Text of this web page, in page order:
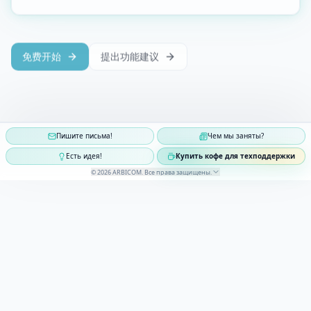
免费开始 提出功能建议
Пишите письма! Чем мы заняты?
Есть идея! Купить кофе для техподдержки
© 2026ARBICOM Все права защищены